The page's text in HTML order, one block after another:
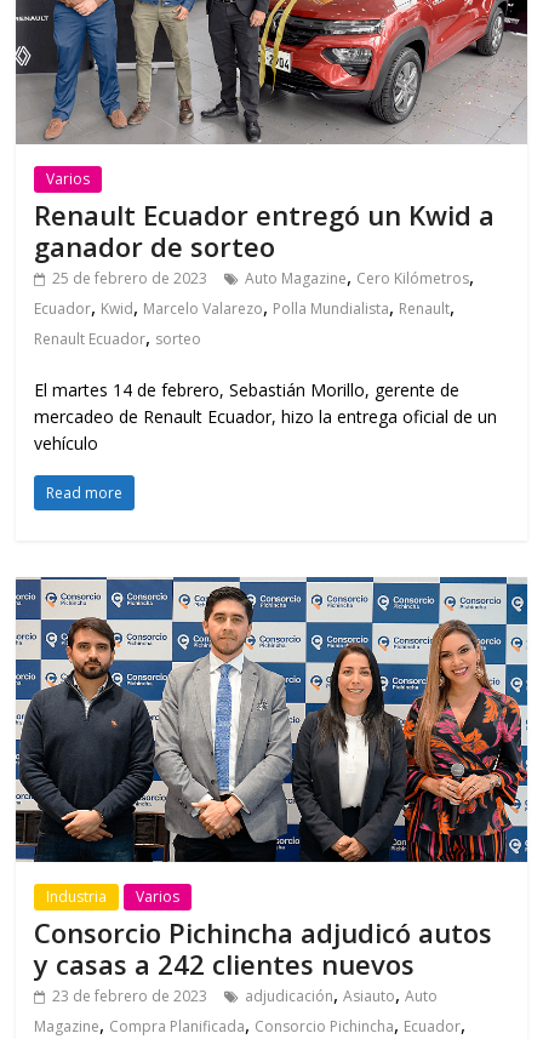
Varios
Renault Ecuador entregó un Kwid a
ganador de sorteo
25 de febrero de 2023 Auto Magazine, Cero Kilómetros,
Ecuador, Kwid, Marcelo Valarezo, Polla Mundialista, Renault,
Renault Ecuador, sorteo
El martes 14 de febrero, Sebastián Morillo, gerente de
mercadeo de Renault Ecuador, hizo la entrega oficial de un
vehículo
Read more
Industria Varios
Consorcio Pichincha adjudicó autos
y casas a 242 clientes nuevos
23 de febrero de 2023 adjudicación,Asiauto,Auto
Magazine, Compra Planificada, Consorcio Pichincha, Ecuador,